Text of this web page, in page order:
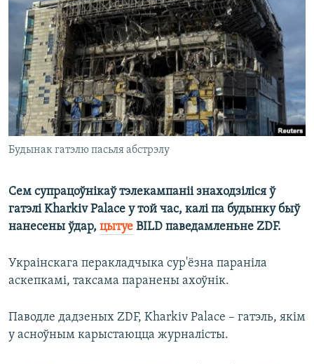
КУЛЬТУРА
КАЛЯНДАР
МОВА
НА ХВАЛЯХ СВАБОДЫ
Будынак гатэлю пасьля абстрэлу
Сем супрацоўнікаў тэлекампаніі знаходзіліся ў
гатэлі Kharkiv Palace у той час, калі па будынку быў
нанесены ўдар, цытуе BILD паведамленьне ZDF.
Украінскага перакладчыка сур'ёзна параніла
аскепкамі, таксама паранены ахоўнік.
Паводле дадзеных ZDF, Kharkiv Palace – гатэль, якім
у асноўным карыстаюцца журналісты.